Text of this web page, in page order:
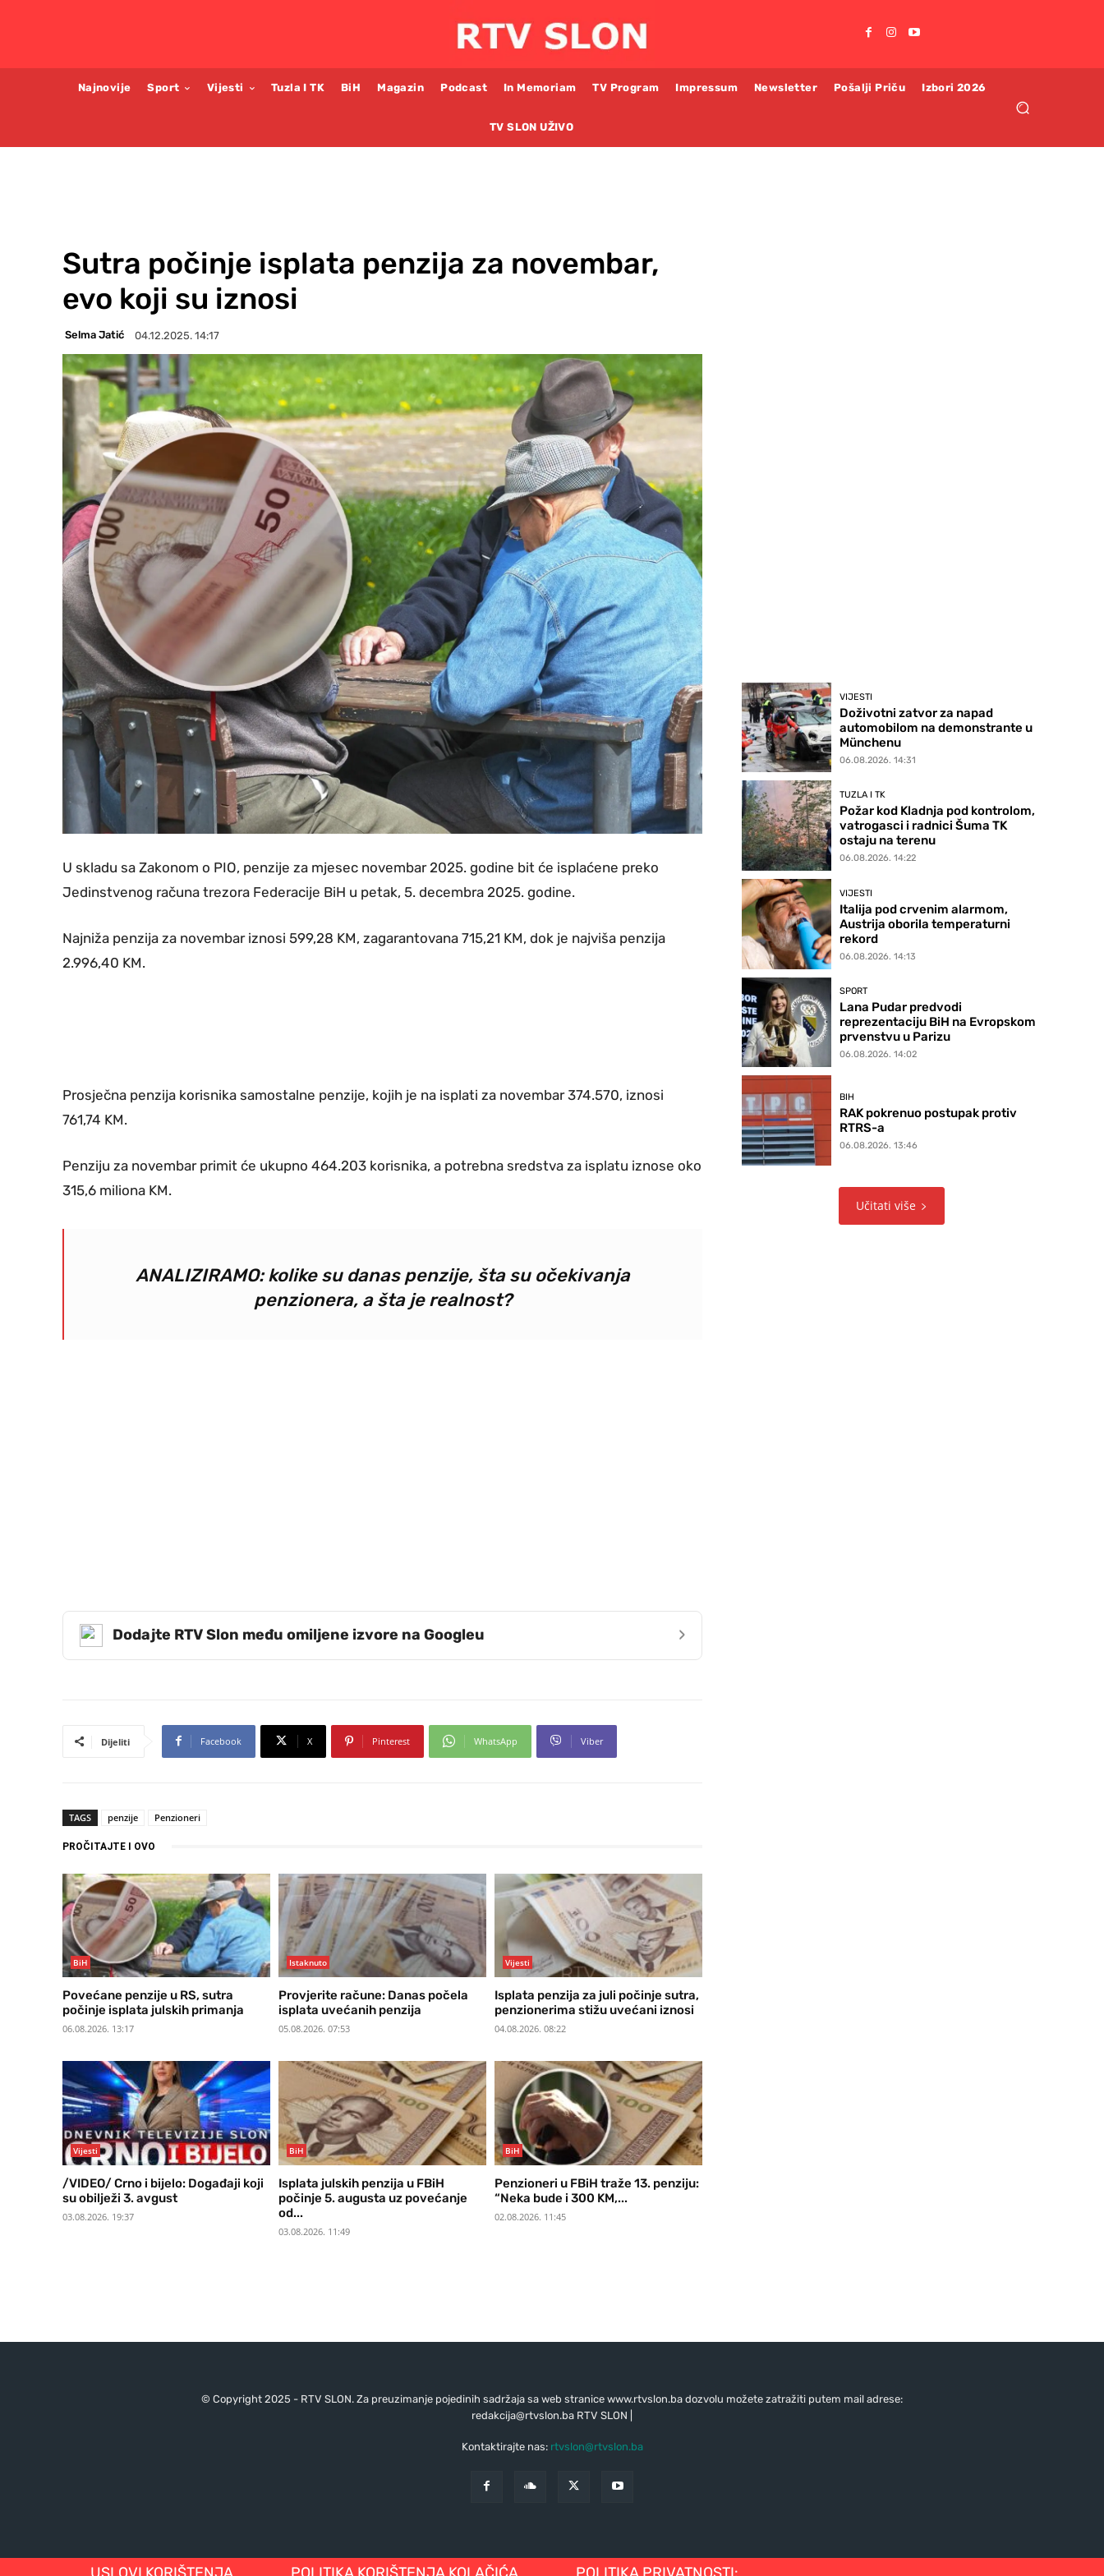
Najnovije Sport Vijesti Tuzla I TK BiH Magazin Podcast In Memoriam TV Program Impressum Newsletter Pošalji Priču Izbori 2026
TV SLON UŽIVO
Sutra počinje isplata penzija za novembar,
evo koji su iznosi
Selma Jatić 04.12.2025. 14:17
U skladu sa Zakonom o PIO, penzije za mjesec novembar 2025. godine bit će isplaćene preko
Jedinstvenog računa trezora Federacije BiH u petak, 5. decembra 2025. godine.
Najniža penzija za novembar iznosi 599,28 KM, zagarantovana 715,21 KM, dok je najviša penzija
2.996,40 KM.
Prosječna penzija korisnika samostalne penzije, kojih je na isplati za novembar 374.570, iznosi
761,74 KM.
Penziju za novembar primit će ukupno 464.203 korisnika, a potrebna sredstva za isplatu iznose oko
315,6 miliona KM.
ANALIZIRAMO: kolike su danas penzije, šta su očekivanja
penzionera, a šta je realnost?
Dodajte RTV Slon među omiljene izvore na Googleu ›
Dijeliti Facebook X Pinterest WhatsApp Viber
TAGS penzije Penzioneri
PROČITAJTE I OVO
BiH
Povećane penzije u RS, sutra
počinje isplata julskih primanja
06.08.2026. 13:17
Istaknuto
Provjerite račune: Danas počela
isplata uvećanih penzija
05.08.2026. 07:53
Vijesti
Isplata penzija za juli počinje sutra,
penzionerima stižu uvećani iznosi
04.08.2026. 08:22
Vijesti
/VIDEO/ Crno i bijelo: Događaji koji
su obilježi 3. avgust
03.08.2026. 19:37
BiH
Isplata julskih penzija u FBiH
počinje 5. augusta uz povećanje
od...
03.08.2026. 11:49
BiH
Penzioneri u FBiH traže 13. penziju:
“Neka bude i 300 KM,...
02.08.2026. 11:45
VIJESTI
Doživotni zatvor za napad
automobilom na demonstrante u
Münchenu
06.08.2026. 14:31
TUZLA I TK
Požar kod Kladnja pod kontrolom,
vatrogasci i radnici Šuma TK
ostaju na terenu
06.08.2026. 14:22
VIJESTI
Italija pod crvenim alarmom,
Austrija oborila temperaturni
rekord
06.08.2026. 14:13
SPORT
Lana Pudar predvodi
reprezentaciju BiH na Evropskom
prvenstvu u Parizu
06.08.2026. 14:02
BIH
RAK pokrenuo postupak protiv
RTRS-a
06.08.2026. 13:46
Učitati više
© Copyright 2025 - RTV SLON. Za preuzimanje pojedinih sadržaja sa web stranice www.rtvslon.ba dozvolu možete zatražiti putem mail adrese:
redakcija@rtvslon.baRTV SLON |
Kontaktirajte nas: rtvslon@rtvslon.ba